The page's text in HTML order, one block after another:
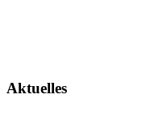
Aktuelles